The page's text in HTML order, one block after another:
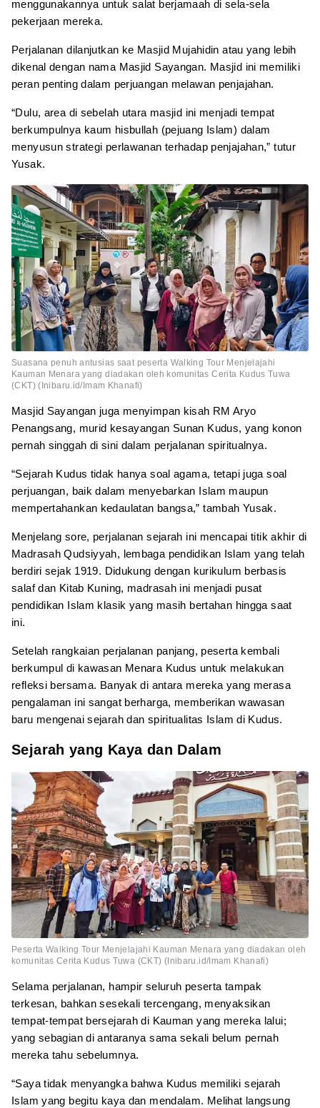
menggunakannya untuk salat berjamaah di sela-sela
pekerjaan mereka.
Perjalanan dilanjutkan ke Masjid Mujahidin atau yang lebih
dikenal dengan nama Masjid Sayangan. Masjid ini memiliki
peran penting dalam perjuangan melawan penjajahan.
“Dulu, area di sebelah utara masjid ini menjadi tempat
berkumpulnya kaum hisbullah (pejuang Islam) dalam
menyusun strategi perlawanan terhadap penjajahan,” tutur
Yusak.
Suasana penuh antusias saat peserta Walking Tour Menjelajahi
Kauman Menara yang diadakan oleh komunitas Cerita Kudus Tuwa
(CKT) (Inibaru.id/Imam Khanafi)
Masjid Sayangan juga menyimpan kisah RM Aryo
Penangsang, murid kesayangan Sunan Kudus, yang konon
pernah singgah di sini dalam perjalanan spiritualnya.
“Sejarah Kudus tidak hanya soal agama, tetapi juga soal
perjuangan, baik dalam menyebarkan Islam maupun
mempertahankan kedaulatan bangsa,” tambah Yusak.
Menjelang sore, perjalanan sejarah ini mencapai titik akhir di
Madrasah Qudsiyyah, lembaga pendidikan Islam yang telah
berdiri sejak 1919. Didukung dengan kurikulum berbasis
salaf dan Kitab Kuning, madrasah ini menjadi pusat
pendidikan Islam klasik yang masih bertahan hingga saat
ini.
Setelah rangkaian perjalanan panjang, peserta kembali
berkumpul di kawasan Menara Kudus untuk melakukan
refleksi bersama. Banyak di antara mereka yang merasa
pengalaman ini sangat berharga, memberikan wawasan
baru mengenai sejarah dan spiritualitas Islam di Kudus.
Sejarah yang Kaya dan Dalam
Peserta Walking Tour Menjelajahi Kauman Menara yang diadakan oleh
komunitas Cerita Kudus Tuwa (CKT) (Inibaru.id/Imam Khanafi)
Selama perjalanan, hampir seluruh peserta tampak
terkesan, bahkan sesekali tercengang, menyaksikan
tempat-tempat bersejarah di Kauman yang mereka lalui;
yang sebagian di antaranya sama sekali belum pernah
mereka tahu sebelumnya.
“Saya tidak menyangka bahwa Kudus memiliki sejarah
Islam yang begitu kaya dan mendalam. Melihat langsung